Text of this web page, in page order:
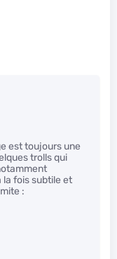
est toujours une
trolls qui
la fois subtile et
: